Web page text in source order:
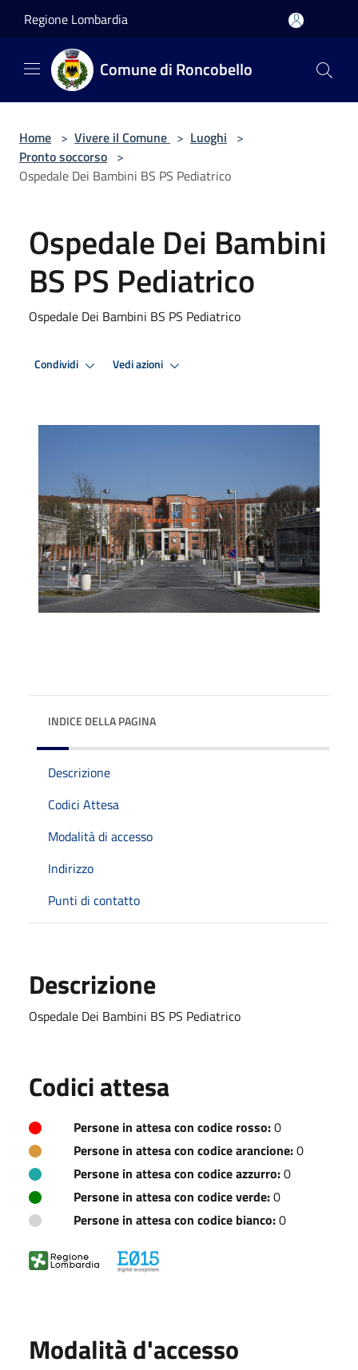
Regione Lombardia
Comune di Roncobello
Home > Vivere il Comune > Luoghi >
Pronto soccorso >
Ospedale Dei Bambini BS PS Pediatrico
Ospedale Dei Bambini
BS PS Pediatrico
Ospedale Dei Bambini BS PS Pediatrico
Condividi Vedi azioni
INDICE DELLA PAGINA
Descrizione
Codici Attesa
Modalità di accesso
Indirizzo
Punti di contatto
Descrizione
Ospedale Dei Bambini BS PS Pediatrico
Codici attesa
Persone in attesa con codice rosso:0
Persone in attesa con codice arancione:0
Persone in attesa con codice azzurro:0
Persone in attesa con codice verde:0
Persone in attesa con codice bianco:0
Modalità d'accesso